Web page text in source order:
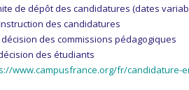
de dépôt des candidatures (dates
des candidatures
des commissions pédagogiques
des étudiants
www.campusfrance.org/fr/candidature-